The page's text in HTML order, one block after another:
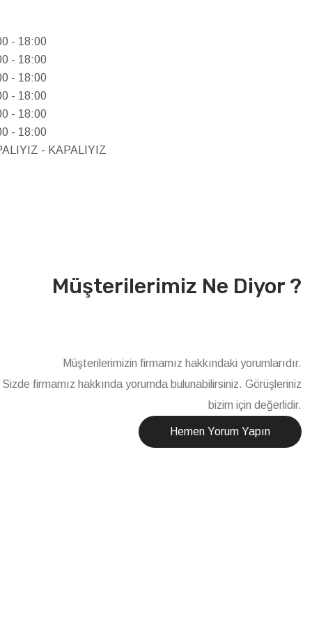
- 18:00
- 18:00
- 18:00
- 18:00
- 18:00
- 18:00
- KAPALIYIZ
Müşterilerimiz Ne Diyor ?
Müşterilerimizin firmamız hakkındaki yorumlarıdır.
Sizde firmamız hakkında yorumda bulunabilirsiniz. Görüşleriniz
bizim için değerlidir.
Hemen Yorum Yapın